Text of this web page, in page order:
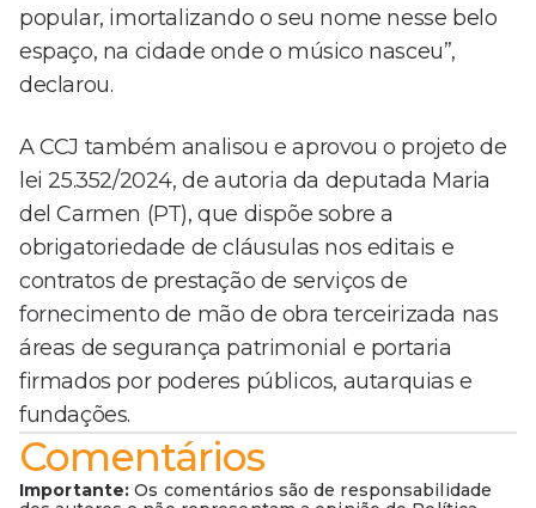
popular, imortalizando o seu nome nesse belo
espaço, na cidade onde o músico nasceu”,
declarou.
A CCJ também analisou e aprovou o projeto de
lei 25.352/2024, de autoria da deputada Maria
del Carmen (PT), que dispõe sobre a
obrigatoriedade de cláusulas nos editais e
contratos de prestação de serviços de
fornecimento de mão de obra terceirizada nas
áreas de segurança patrimonial e portaria
firmados por poderes públicos, autarquias e
fundações.
Comentários
Importante: Os comentários são de responsabilidade